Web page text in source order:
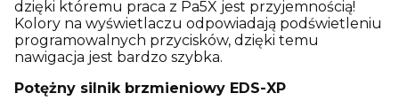
dzięki któremu praca z Pa5X jest przyjemnością!
Kolory na wyświetlaczu odpowiadają podświetleniu
programowalnych przycisków, dzięki temu
nawigacja jest bardzo szybka.
Potężny silnik brzmieniowy EDS-XP